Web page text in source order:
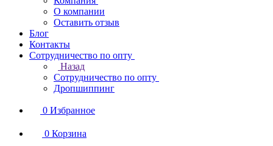
О компании
Оставить отзыв
Блог
Контакты
Сотрудничество по опту
Назад
Сотрудничество по опту
Дропшиппинг
0 Избранное
0 Корзина